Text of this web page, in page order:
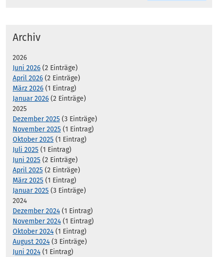
Archiv
2026
Juni 2026 (2 Einträge)
April 2026 (2 Einträge)
März 2026 (1 Eintrag)
Januar 2026 (2 Einträge)
2025
Dezember 2025 (3 Einträge)
November 2025 (1 Eintrag)
Oktober 2025 (1 Eintrag)
Juli 2025 (1 Eintrag)
Juni 2025 (2 Einträge)
April 2025 (2 Einträge)
März 2025 (1 Eintrag)
Januar 2025 (3 Einträge)
2024
Dezember 2024 (1 Eintrag)
November 2024 (1 Eintrag)
Oktober 2024 (1 Eintrag)
August 2024 (3 Einträge)
Juni 2024 (1 Eintrag)